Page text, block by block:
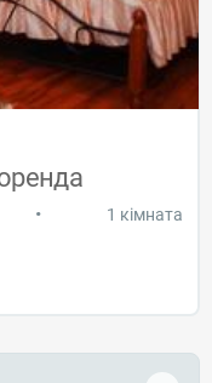
• 1 кімната